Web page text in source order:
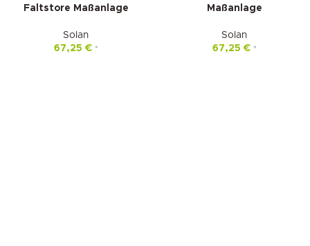
Faltstore Maßanlage
Solan
67,25 € *
Maßanlage
Solan
67,25 € *